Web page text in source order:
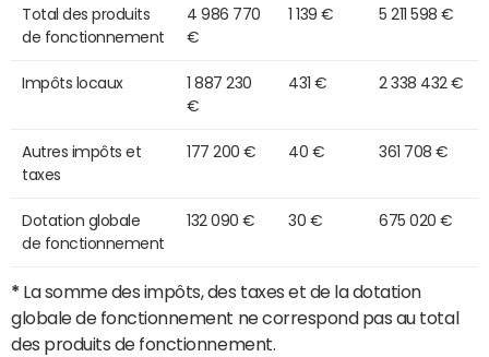
Total des produits
de fonctionnement
4 986 770
€
1 139 € 5 211 598 €
Impôts locaux
1 887 230
€
431 € 2 338 432 €
Autres impôts et
taxes
177 200 € 40 € 361 708 €
Dotation globale
de fonctionnement
132 090 € 30 € 675 020 €
* La somme des impôts, des taxes et de la dotation
globale de fonctionnement ne correspond pas au total
des produits de fonctionnement.